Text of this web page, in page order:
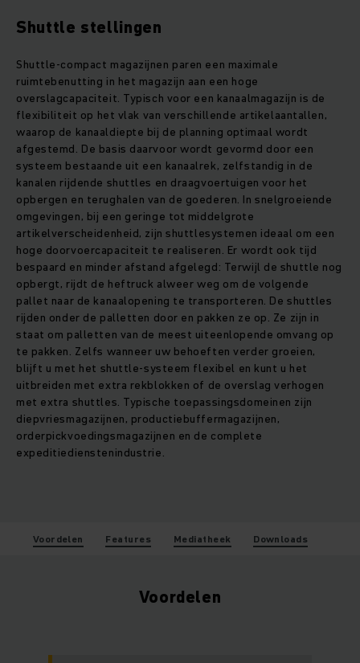
Shuttle stellingen
Shuttle-compact magazijnen paren een maximale
ruimtebenutting in het magazijn aan een hoge
overslagcapaciteit. Typisch voor een kanaalmagazijn is de
flexibiliteit op het vlak van verschillende artikelaantallen,
waarop de kanaaldiepte bij de planning optimaal wordt
afgestemd. De basis daarvoor wordt gevormd door een
systeem bestaande uit een kanaalrek, zelfstandig in de
kanalen rijdende shuttles en draagvoertuigen voor het
opbergen en terughalen van de goederen. In snelgroeiende
omgevingen, bij een geringe tot middelgrote
artikelverscheidenheid, zijn shuttlesystemen ideaal om een
hoge doorvoercapaciteit te realiseren. Er wordt ook tijd
bespaard en minder afstand afgelegd: Terwijl de shuttle nog
opbergt, rijdt de heftruck alweer weg om de volgende
pallet naar de kanaalopening te transporteren. De shuttles
rijden onder de palletten door en pakken ze op. Ze zijn in
staat om palletten van de meest uiteenlopende omvang op
te pakken. Zelfs wanneer uw behoeften verder groeien,
blijft u met het shuttle-systeem flexibel en kunt u het
uitbreiden met extra rekblokken of de overslag verhogen
met extra shuttles. Typische toepassingsdomeinen zijn
diepvriesmagazijnen, productiebuffermagazijnen,
orderpickvoedingsmagazijnen en de complete
expeditiedienstenindustrie.
Voordelen Features Mediatheek Downloads
Voordelen